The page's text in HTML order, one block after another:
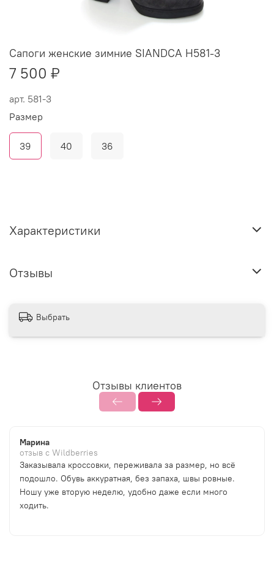
арт. 581-3
Сапоги женские зимние SIANDCA H581-3
7 500 ₽
Размер
39 40 36
Характеристики
Отзывы
Выбрать
Отзывы клиентов
Марина
отзыв с Wildberries
Заказывала кроссовки, переживала за размер, но всё
подошло. Обувь аккуратная, без запаха, швы ровные.
Ношу уже вторую неделю, удобно даже если много
ходить.